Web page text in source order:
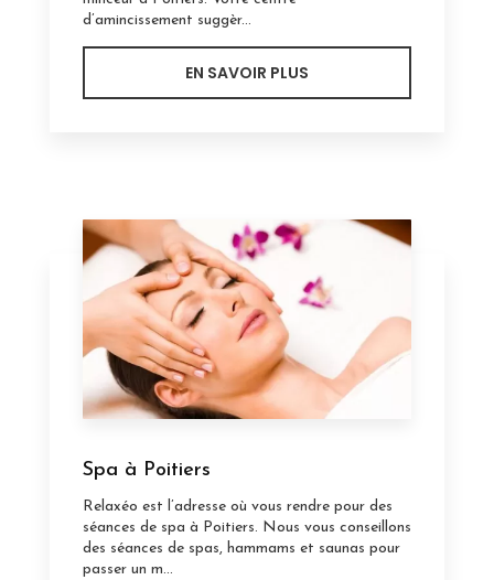
d’amincissement suggèr...
EN SAVOIR PLUS
Spa à Poitiers
Relaxéo est l’adresse où vous rendre pour des
séances de spa à Poitiers. Nous vous conseillons
des séances de spas, hammams et saunas pour
passer un m...